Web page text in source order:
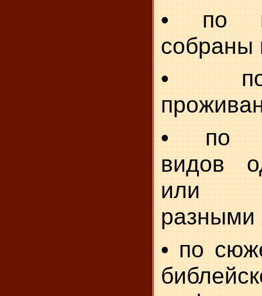
• по
собраны
• по
• по
видов
или
разными
• по